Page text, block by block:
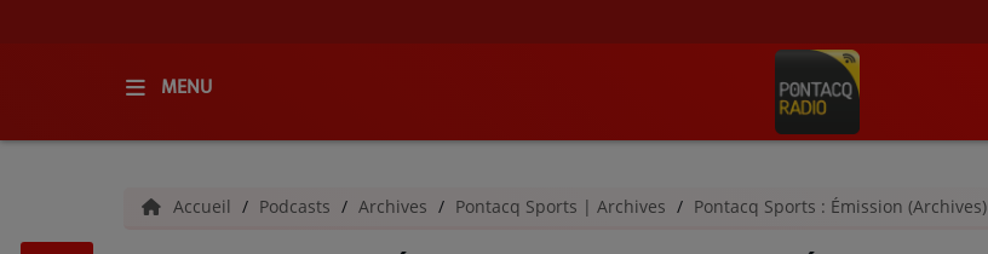
MENU
Accueil Podcasts Archives Pontacq Sports | Archives Pontacq Sports : Émission (Archives)